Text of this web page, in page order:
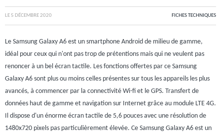
LE 5 DÉCEMBRE 2020 FICHES TECHNIQUES
Le Samsung Galaxy A6 est un smartphone Android de milieu de gamme,
idéal pour ceux qui n'ont pas trop de prétentions mais qui ne veulent pas
renoncer à un bel écran tactile. Les fonctions offertes par ce Samsung
Galaxy A6 sont plus ou moins celles présentes sur tous les appareils les plus
avancés, à commencer par la connectivité Wi-fi et le GPS. Transfert de
données haut de gamme et navigation sur Internet grâce au module LTE 4G.
Il dispose d'un énorme écran tactile de 5,6 pouces avec une résolution de
1480x720 pixels pas particulièrement élevée. Ce Samsung Galaxy A6 est un